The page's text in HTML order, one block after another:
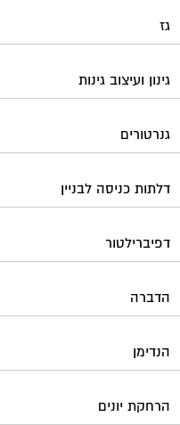
גז
גינון ועיצוב גינות
גנרטורים
דלתות כניסה לבניין
דפיברילטור
הדברה
הנדימן
הרחקת יונים